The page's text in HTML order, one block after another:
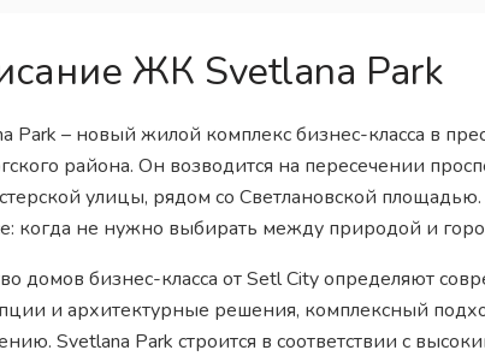
ЖК Svetlana Park
Park – новый жилой комплекс бизнес-класса в
района. Он возводится на пересечении
улицы, рядом со Светлановской
когда не нужно выбирать между природой и
домов бизнес-класса от Setl City определяют
и архитектурные решения, комплексный
Svetlana Park строится в соответствии с